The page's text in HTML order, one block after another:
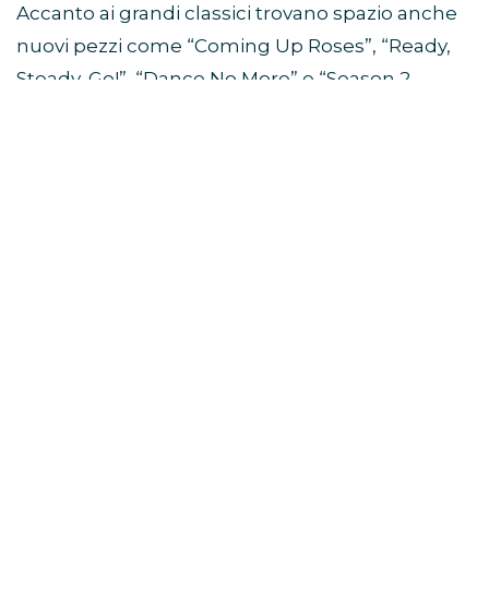
Accanto ai grandi classici trovano spazio anche
nuovi pezzi come “Coming Up Roses”, “Ready,
Steady, Go!”, “Dance No More” e “Season 2